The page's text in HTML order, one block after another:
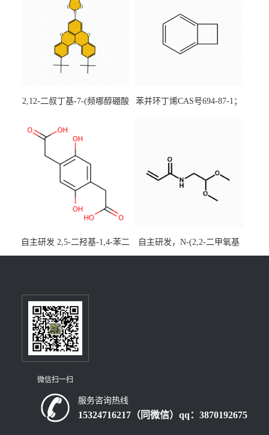
2,12-二叔丁基-7-(频哪醇硼酸
[3,2,1-de]蒽CAS号2648896-
装，实验室现货直发
苯并环丁烯CAS号694-87-1；
自主研发 2,5-二羟基-1,4-苯二
乙酸CAS号5488-16-4；公斤
百公斤级可供应
自主研发，N-(2,2-二甲氧基
乙基)丙烯酰胺CAS号49707-
微信扫一扫
服务咨询热线
15324716217（同微信）qq：3870192675